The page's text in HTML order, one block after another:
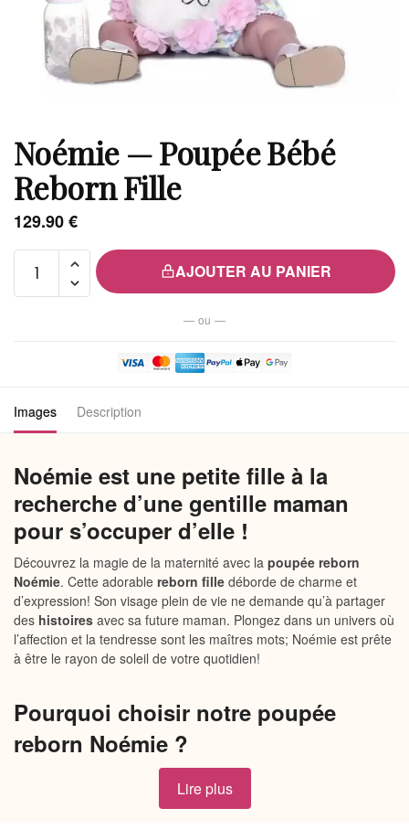
Noémie — Poupée Bébé
Reborn Fille
129.90€
Fille
AJOUTER AU PANIER
— ou —
Images Description
Noémie est une petite fille à la
recherche d’une gentille maman
pour s’occuper d’elle !
Découvrez la magie de la maternité avec la poupée reborn
Noémie. Cette adorable reborn fille déborde de charme et
d’expression! Son visage plein de vie ne demande qu’à partager
des histoires avec sa future maman. Plongez dans un univers où
l’affection et la tendresse sont les maîtres mots; Noémie est prête
à être le rayon de soleil de votre quotidien!
Pourquoi choisir notre poupée
reborn Noémie ?
Un design irrésistible : Noémie porte une mignonne
barboteuse amusante à motif d’ourson, ornée d’un petit
Lire plus